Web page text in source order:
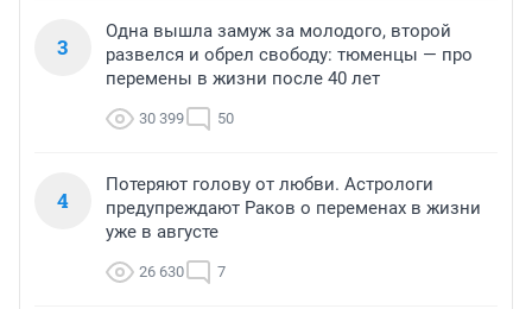
3
Одна вышла замуж за молодого, второй
развелся и обрел свободу: тюменцы — про
перемены в жизни после 40 лет
30 399 50
4
Потеряют голову от любви. Астрологи
предупреждают Раков о переменах в жизни
уже в августе
26 630 7